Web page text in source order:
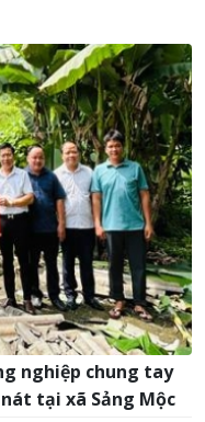
nghiệp chung tay
tại xã Sảng Mộc